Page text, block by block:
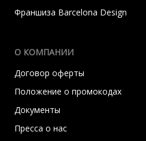
Франшиза Barcelona Design
О КОМПАНИИ
Договор оферты
Положение о промокодах
Документы
Пресса о нас